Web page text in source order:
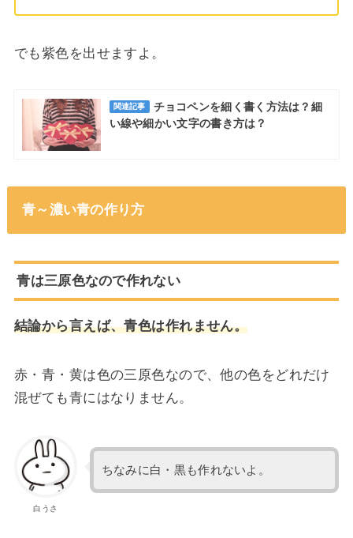
でも紫色を出せますよ。
関連記事
チョコペンを細く書く方法は？細
い線や細かい文字の書き方は？
青～濃い青の作り方
青は三原色なので作れない
結論から言えば、青色は作れません。
赤・青・黄は色の三原色なので、他の色をどれだけ
混ぜても青にはなりません。
白うさ
ちなみに白・黒も作れないよ。